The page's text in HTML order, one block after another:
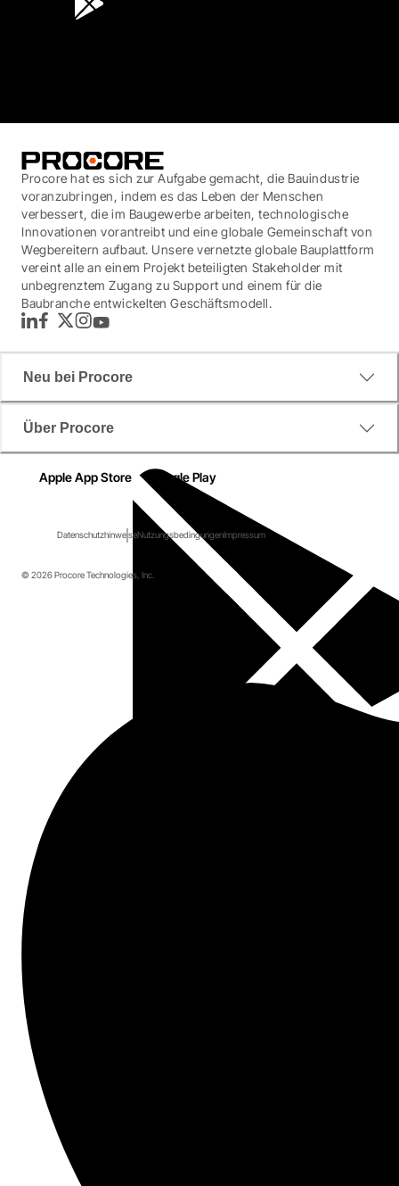
Procore hat es sich zur Aufgabe gemacht, die Bauindustrie
voranzubringen, indem es das Leben der Menschen
verbessert, die im Baugewerbe arbeiten, technologische
Innovationen vorantreibt und eine globale Gemeinschaft von
Wegbereitern aufbaut. Unsere vernetzte globale Bauplattform
vereint alle an einem Projekt beteiligten Stakeholder mit
unbegrenztem Zugang zu Support und einem für die
Baubranche entwickelten Geschäftsmodell.
LinkedInFacebook
TwitterInstagram
YouTube
Neu bei Procore
Über Procore
Apple App Store Google Play
DatenschutzhinweiseNutzungsbedingungenImpressum
© 2026 Procore Technologies, Inc.